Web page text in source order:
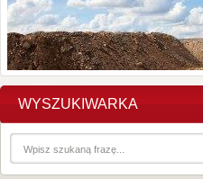
WYSZUKIWARKA